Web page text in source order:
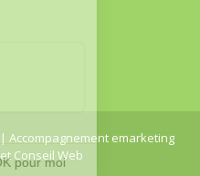
| Accompagnement emarketing
Conseil Web